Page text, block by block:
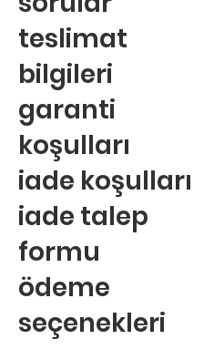
teslimat
bilgileri
garanti
koşulları
iade koşulları
iade talep
formu
ödeme
seçenekleri